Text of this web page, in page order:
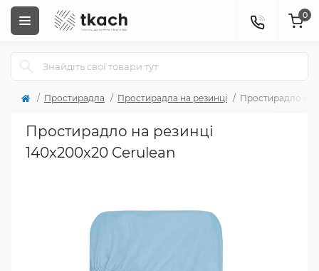
0
Простирадла Простирадла на резинці Простирадло на
Простирадло на резинці
140x200x20 Cerulean